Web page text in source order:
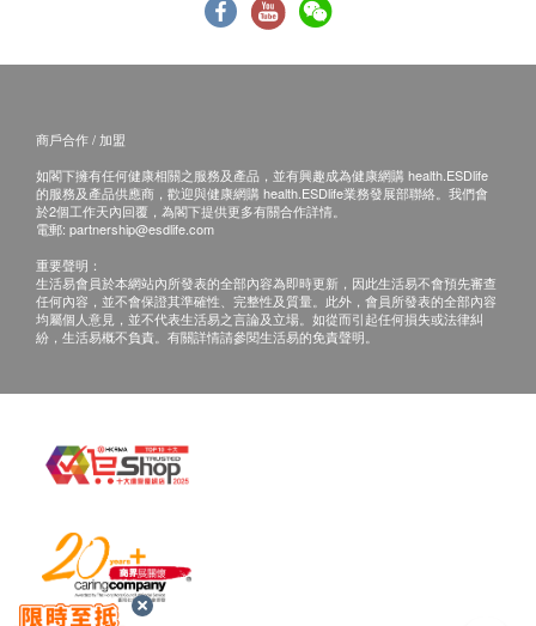
服熱線: (852) 3151-2288
商戶合作 / 加盟
如閣下擁有任何健康相關之服務及產品，並有興趣成為健康網購 health.ESDlife
的服務及產品供應商，歡迎與健康網購 health.ESDlife業務發展部聯絡。我們會
於2個工作天內回覆，為閣下提供更多有關合作詳情。
電郵: partnership@esdlife.com
重要聲明：
生活易會員於本網站內所發表的全部內容為即時更新，因此生活易不會預先審查
任何內容，並不會保證其準確性、完整性及質量。此外，會員所發表的全部內容
均屬個人意見，並不代表生活易之言論及立場。如從而引起任何損失或法律糾
紛，生活易概不負責。有關詳情請參閱生活易的免責聲明。